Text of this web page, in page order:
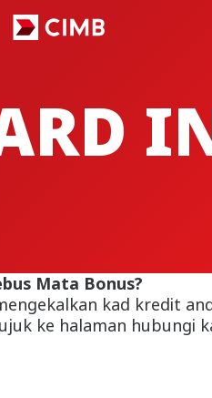
Mata Bonus?
kad kredit
ke halaman hubungi